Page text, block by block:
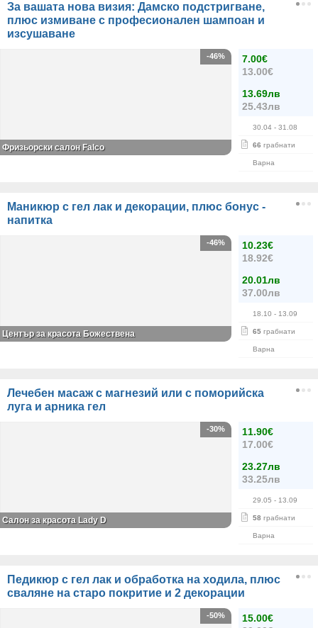
За вашата нова визия: Дамско подстригване,
плюс измиване с професионален шампоан и
изсушаване
7.00€
13.00€
13.69лв
25.43лв
30.04 - 31.08
66 грабнати
Варна
-46%
Фризьорски салон Falco
Маникюр с гел лак и декорации, плюс бонус -
напитка
10.23€
18.92€
20.01лв
37.00лв
18.10 - 13.09
65 грабнати
Варна
-46%
Център за красота Божествена
Лечебен масаж с магнезий или с поморийска
луга и арника гел
11.90€
17.00€
23.27лв
33.25лв
29.05 - 13.09
58 грабнати
Варна
-30%
Салон за красота Lady D
Педикюр с гел лак и обработка на ходила, плюс
сваляне на старо покритие и 2 декорации
15.00€
-50%